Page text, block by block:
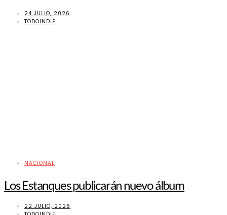
24 JULIO, 2026
TODOINDIE
NACIONAL
Los Estanques publicarán nuevo álbum
22 JULIO, 2026